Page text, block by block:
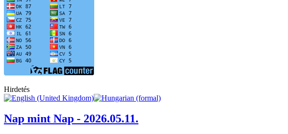
Hirdetés
Nap mint Nap - 2026.05.11.